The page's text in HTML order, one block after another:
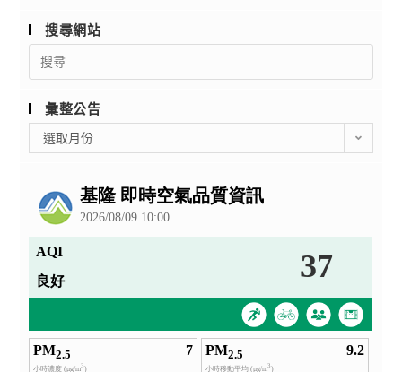
搜尋網站
Search
for:
彙整公告
整
選取月份